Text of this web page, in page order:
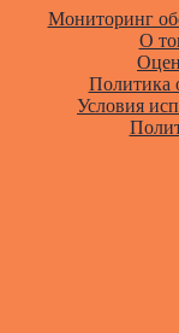
Мониторинг
О
Политика
Условия